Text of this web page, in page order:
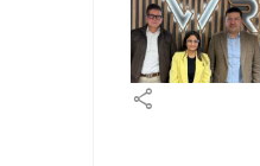
share